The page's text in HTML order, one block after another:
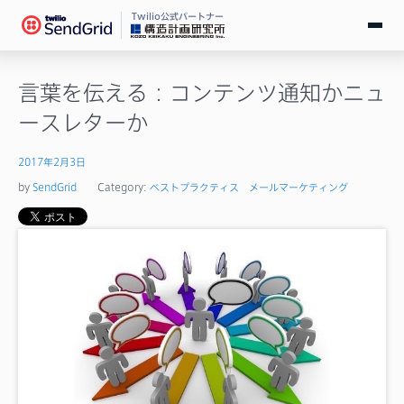
Twilio公式パートナー
SendGridとは
料金
お役立ち情報
ドキュメント
言葉を伝える：コンテンツ通知かニュ
ースレターか
2017年2月3日
by SendGrid Category: ベストプラクティス メールマーケティング